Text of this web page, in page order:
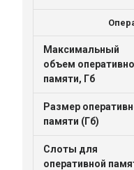
Максимальный
объем
памяти, Гб
Размер
памяти (Гб)
Слоты для
оперативной